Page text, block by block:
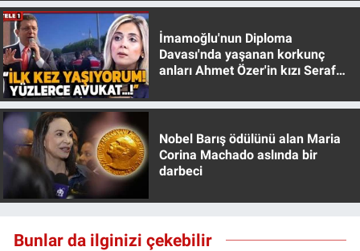
İmamoğlu'nun Diploma
Davası'nda yaşanan korkunç
anları Ahmet Özer'in kızı Seraf
Nobel Barış ödülünü alan Maria
Corina Machado aslında bir
darbeci
Bunlar da ilginizi çekebilir